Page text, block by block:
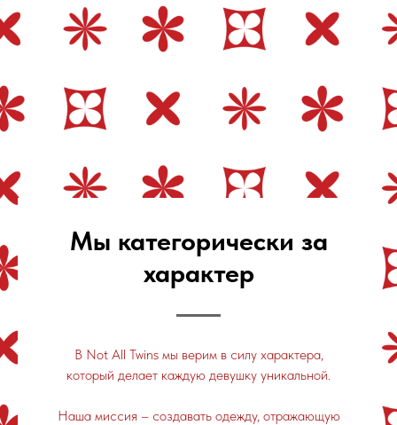
Мы категорически за
характер
В Not All Twins мы верим в силу характера,
который делает каждую девушку уникальной.
Наша миссия – создавать одежду, отражающую